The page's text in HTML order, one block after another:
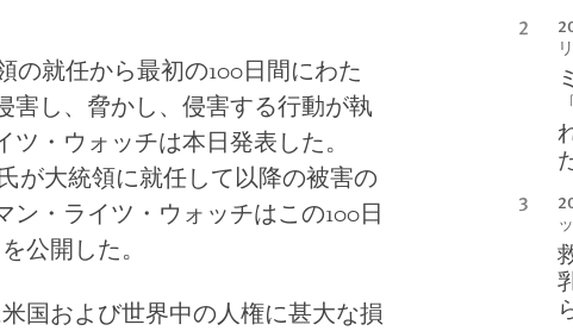
の就任から最初の100日間にわた
害し、脅かし、侵害する行動が執
・ウォッチは本日発表した。
が大統領に就任して以降の被害の
・ライツ・ウォッチはこの100日
を公開した。
国および世界中の人権に甚大な損